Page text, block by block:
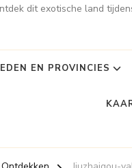
dit exotische land
EN PROVINCIES